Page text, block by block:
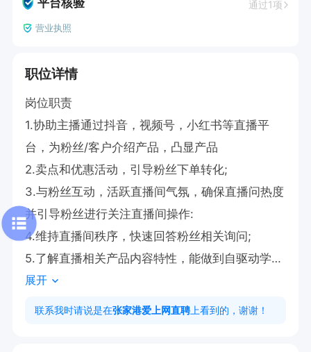
平台核验 通过1项
营业执照
职位详情
岗位职责
1.协助主播通过抖音，视频号，小红书等直播平
台，为粉丝/客户介绍产品，凸显产品
2.卖点和优惠活动，引导粉丝下单转化;
3.与粉丝互动，活跃直播间气氛，确保直播问热度
并引导粉丝进行关注直播间操作:
4.维持直播间秩序，快速回答粉丝相关询问;
5.了解直播相关产品内容特性，能做到自驱动学习
提升.
7.每日参与做好复盘，与运营、摄制团队共同进行
展开
联系我时请说是在张家港爱上网直聘 上看到的，谢谢！